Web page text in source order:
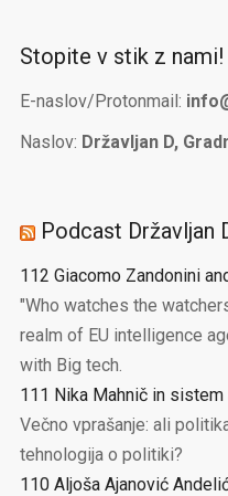
Stopite v stik z nami!
E-naslov/Protonmail:
Naslov: Državljan D,
Podcast Državljan
112 Giacomo Zandonini
"Who watches the
realm of EU intelligence
with Big tech.
111 Nika Mahnič in
Večno vprašanje: ali
tehnologija o politiki?
110 Aljoša Ajanović